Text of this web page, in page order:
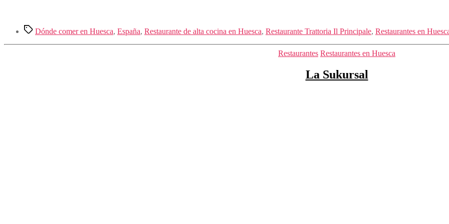
Etiquetas
Dónde comer en Huesca, España, Restaurante de alta cocina en Huesca, Restaurante Trattoria Il Principale, Restaurantes en
Categorías
Restaurantes Restaurantes en Huesca
La Sukursal